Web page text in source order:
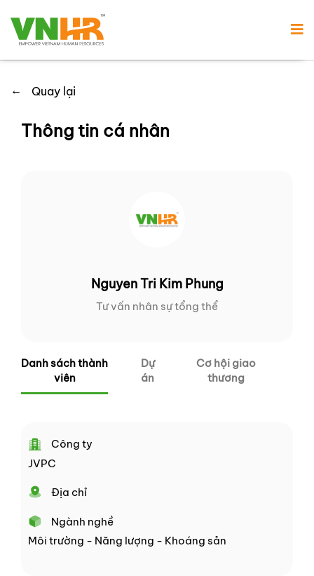
← Quay lại
Thông tin cá nhân
Nguyen Tri Kim Phung
Tư vấn nhân sự tổng thể
Danh sách thành
viên
Dự
án
Cơ hội giao
thương
Công ty
JVPC
Địa chỉ
Ngành nghề
Môi trường - Năng lượng - Khoáng sản